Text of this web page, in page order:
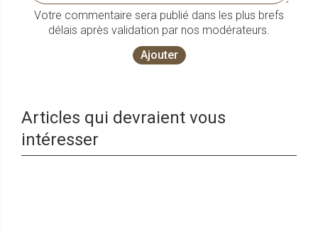
Votre commentaire sera publié dans les plus brefs
délais après validation par nos modérateurs.
Ajouter
Articles qui devraient vous
intéresser